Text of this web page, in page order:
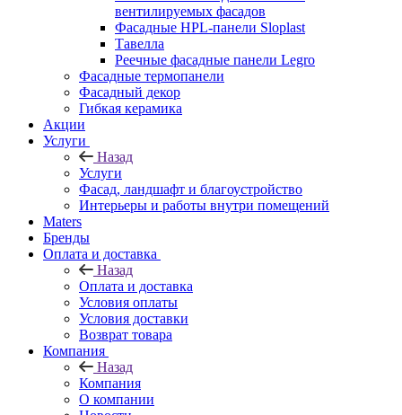
вентилируемых фасадов
Фасадные HPL-панели Sloplast
Тавелла
Реечные фасадные панели Legro
Фасадные термопанели
Фасадный декор
Гибкая керамика
Акции
Услуги
Назад
Услуги
Фасад, ландшафт и благоустройство
Интерьеры и работы внутри помещений
Maters
Бренды
Оплата и доставка
Назад
Оплата и доставка
Условия оплаты
Условия доставки
Возврат товара
Компания
Назад
Компания
О компании